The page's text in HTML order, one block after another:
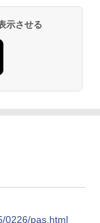
示させる
0226/pas.html